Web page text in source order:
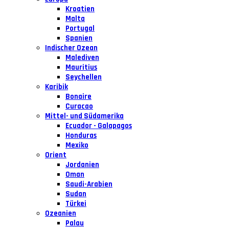
Kroatien
Malta
Portugal
Spanien
Indischer Ozean
Malediven
Mauritius
Seychellen
Karibik
Bonaire
Curacao
Mittel- und Südamerika
Ecuador - Galapagos
Honduras
Mexiko
Orient
Jordanien
Oman
Saudi-Arabien
Sudan
Türkei
Ozeanien
Palau